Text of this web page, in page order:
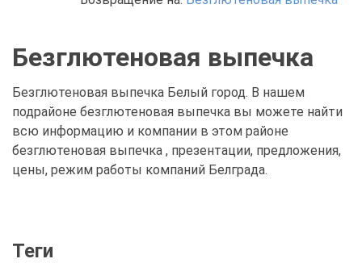
Безглютеновая выпечка
Безглютеновая выпечка Белый город. В нашем
подрайоне безглютеновая выпечка вы можете найти
всю информацию и компании в этом районе
безглютеновая выпечка , презентации, предложения,
цены, режим работы компаний Белграда.
Теги